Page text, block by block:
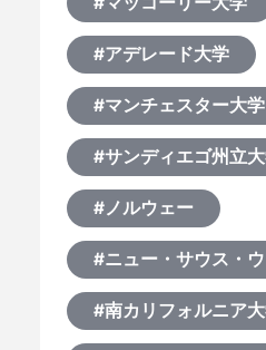
#アデレード大学
#マンチェスター大学
#サンディエゴ州立
#ノルウェー
#ニュー・サウス・
#南カリフォルニア